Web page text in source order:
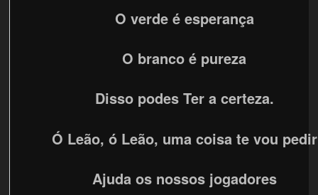
O verde é esperança
O branco é pureza
Disso podes Ter a certeza.
Ó Leão, ó Leão, uma coisa te vou pedir
Ajuda os nossos jogadores